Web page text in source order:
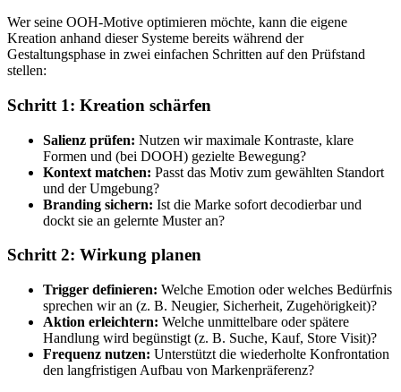
Wer seine OOH-Motive optimieren möchte, kann die eigene
Kreation anhand dieser Systeme bereits während der
Gestaltungsphase in zwei einfachen Schritten auf den Prüfstand
stellen:
Schritt 1: Kreation schärfen
Salienz prüfen: Nutzen wir maximale Kontraste, klare
Formen und (bei DOOH) gezielte Bewegung?
Kontext matchen: Passt das Motiv zum gewählten Standort
und der Umgebung?
Branding sichern: Ist die Marke sofort decodierbar und
dockt sie an gelernte Muster an?
Schritt 2: Wirkung planen
Trigger definieren: Welche Emotion oder welches Bedürfnis
sprechen wir an (z. B. Neugier, Sicherheit, Zugehörigkeit)?
Aktion erleichtern: Welche unmittelbare oder spätere
Handlung wird begünstigt (z. B. Suche, Kauf, Store Visit)?
Frequenz nutzen: Unterstützt die wiederholte Konfrontation
den langfristigen Aufbau von Markenpräferenz?